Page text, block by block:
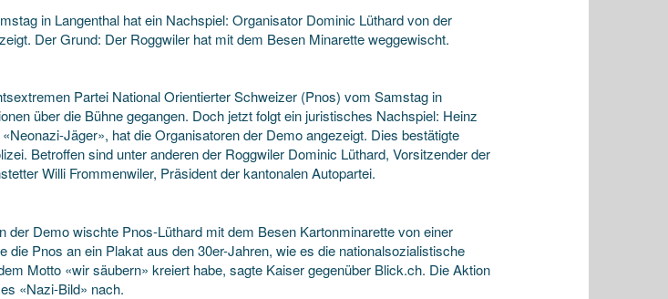
in Langenthal hat ein Nachspiel: Organisator Dominic Lüthard von der
Der Grund: Der Roggwiler hat mit dem Besen Minarette weggewischt.
Partei National Orientierter Schweizer (Pnos) vom Samstag in
über die Bühne gegangen. Doch jetzt folgt ein juristisches Nachspiel: Heinz
Jäger», hat die Organisatoren der Demo angezeigt. Dies bestätigte
Betroffen sind unter anderen der Roggwiler Dominic Lüthard, Vorsitzender der
Willi Frommenwiler, Präsident der kantonalen Autopartei.
der Demo wischte Pnos-Lüthard mit dem Besen Kartonminarette von einer
die Pnos an ein Plakat aus den 30er-Jahren, wie es die nationalsozialistische
Motto «wir säubern» kreiert habe, sagte Kaiser gegenüber Blick.ch. Die Aktion
«Nazi-Bild» nach.